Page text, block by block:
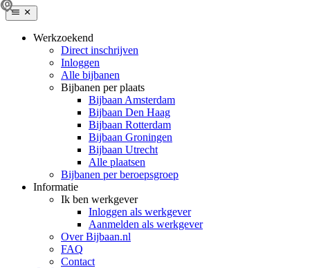
Werkzoekend
Direct inschrijven
Inloggen
Alle bijbanen
Bijbanen per plaats
Bijbaan Amsterdam
Bijbaan Den Haag
Bijbaan Rotterdam
Bijbaan Groningen
Bijbaan Utrecht
Alle plaatsen
Bijbanen per beroepsgroep
Informatie
Ik ben werkgever
Inloggen als werkgever
Aanmelden als werkgever
Over Bijbaan.nl
FAQ
Contact